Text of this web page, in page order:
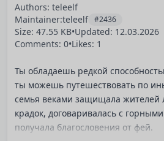
Authors: teleelf
Maintainer:teleelf #2436
Size: 47.55 KB•Updated: 12.03.2026
Comments: 0•Likes: 1
Ты обладаешь редкой
ты можешь путешествовать по
семья веками защищала жителей
крадок, договаривалась с
получала благословения от фей.